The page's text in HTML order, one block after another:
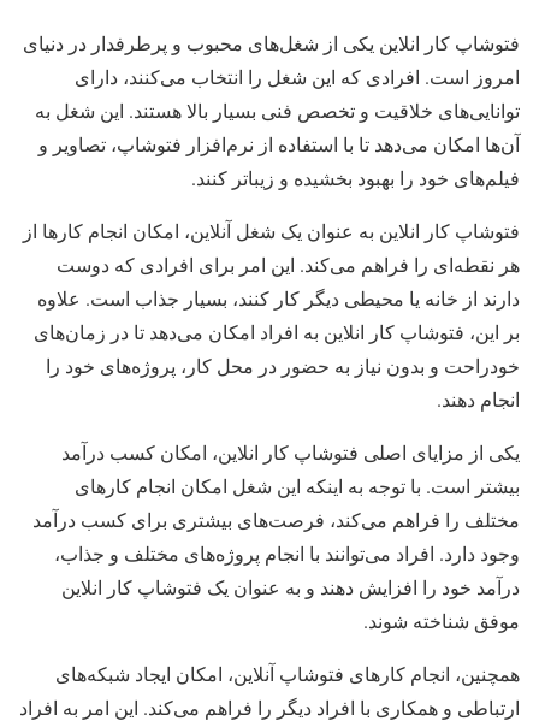
فتوشاپ کار انلاین یکی از شغل‌های محبوب و پرطرفدار در دنیای
امروز است. افرادی که این شغل را انتخاب می‌کنند، دارای
توانایی‌های خلاقیت و تخصص فنی بسیار بالا هستند. این شغل به
آن‌ها امکان می‌دهد تا با استفاده از نرم‌افزار فتوشاپ، تصاویر و
فیلم‌های خود را بهبود بخشیده و زیباتر کنند.
فتوشاپ کار انلاین به عنوان یک شغل آنلاین، امکان انجام کارها از
هر نقطه‌ای را فراهم می‌کند. این امر برای افرادی که دوست
دارند از خانه یا محیطی دیگر کار کنند، بسیار جذاب است. علاوه
بر این، فتوشاپ کار انلاین به افراد امکان می‌دهد تا در زمان‌های
خودراحت و بدون نیاز به حضور در محل کار، پروژه‌های خود را
انجام دهند.
یکی از مزایای اصلی فتوشاپ کار انلاین، امکان کسب درآمد
بیشتر است. با توجه به اینکه این شغل امکان انجام کارهای
مختلف را فراهم می‌کند، فرصت‌های بیشتری برای کسب درآمد
وجود دارد. افراد می‌توانند با انجام پروژه‌های مختلف و جذاب،
درآمد خود را افزایش دهند و به عنوان یک فتوشاپ کار انلاین
موفق شناخته شوند.
همچنین، انجام کارهای فتوشاپ آنلاین، امکان ایجاد شبکه‌های
ارتباطی و همکاری با افراد دیگر را فراهم می‌کند. این امر به افراد